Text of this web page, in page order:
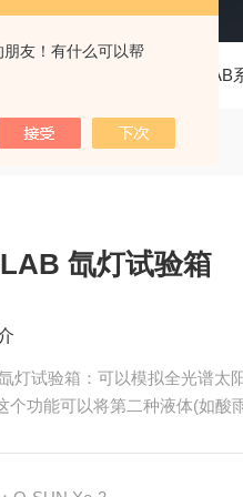
友！有什么可以帮
美国 Q-LAB
氙灯试验箱
灯试验箱：可以模拟全光谱太
个功能可以将第二种液体(如酸